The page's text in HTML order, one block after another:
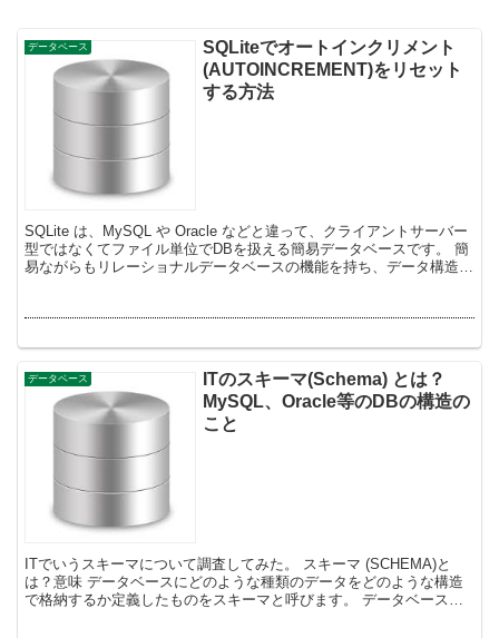
データベース
SQLiteでオートインクリメント
(AUTOINCREMENT)をリセット
する方法
SQLite は、MySQL や Oracle などと違って、クライアントサーバー
型ではなくてファイル単位でDBを扱える簡易データベースです。 簡
易ながらもリレーショナルデータベースの機能を持ち、データ構造が
データベース
ITのスキーマ(Schema) とは？
MySQL、Oracle等のDBの構造の
こと
ITでいうスキーマについて調査してみた。 スキーマ (SCHEMA)と
は？意味 データベースにどのような種類のデータをどのような構造
で格納するか定義したものをスキーマと呼びます。 データベース管